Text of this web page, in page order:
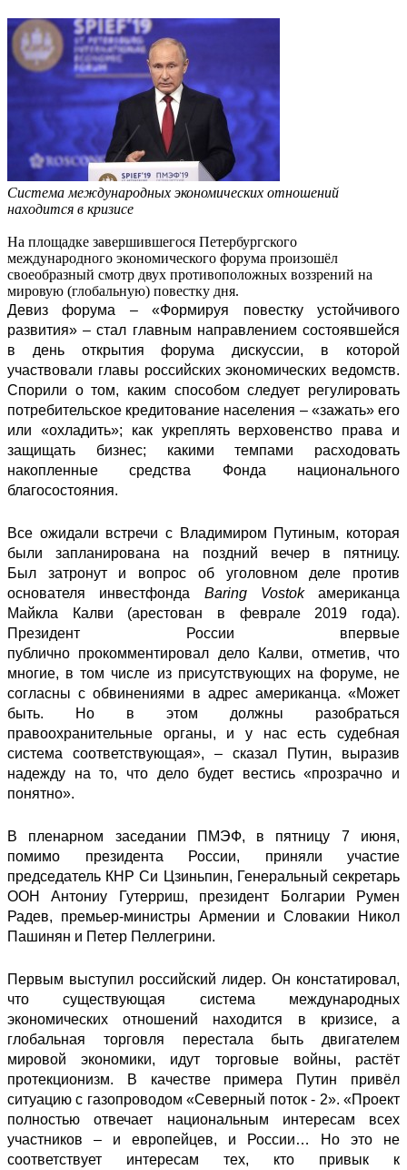
Система международных экономических отношений
находится в кризисе
На площадке завершившегося Петербургского
международного экономического форума произошёл
своеобразный смотр двух противоположных воззрений на
мировую (глобальную) повестку дня.
Девиз форума – «Формируя повестку устойчивого
развития» –стал главным направлением состоявшейся
в день открытия форума дискуссии, в которой
участвовали главы российских экономических ведомств.
Спорили о том, каким способом следует регулировать
потребительское кредитование населения – «зажать» его
или «охладить»; как укреплять верховенство права и
защищать бизнес; какими темпами расходовать
накопленные средства Фонда национального
благосостояния.
Все ожидали встречи с Владимиром Путиным, которая
были запланирована на поздний вечер в пятницу.
Был затронут и вопрос об уголовном деле против
основателя инвестфонда Baring Vostokамериканца
Майкла Калви (арестован в феврале 2019 года).
Президент России впервые
публично прокомментировал дело Калви, отметив, что
многие, в том числе из присутствующих на форуме, не
согласны с обвинениями в адрес американца. «Может
быть. Но в этом должны разобраться
правоохранительные органы, и у нас есть судебная
система соответствующая», – сказал Путин, выразив
надежду на то, что дело будет вестись «прозрачно и
понятно».
В пленарном заседании ПМЭФ, в пятницу 7 июня,
помимо президента России, приняли участие
председатель КНР Си Цзиньпин, Генеральный секретарь
ООН Антониу Гутерриш, президент Болгарии Румен
Радев, премьер-министры Армении и Словакии Никол
Пашинян и Петер Пеллегрини.
Первым выступил российский лидер. Он констатировал,
что существующая система международных
экономических отношений находится в кризисе, а
глобальная торговля перестала быть двигателем
мировой экономики, идут торговые войны, растёт
протекционизм. В качестве примера Путин привёл
ситуацию с газопроводом «Северный поток - 2». «Проект
полностью отвечает национальным интересам всех
участников – и европейцев, и России… Но это не
соответствует интересам тех, кто привык к